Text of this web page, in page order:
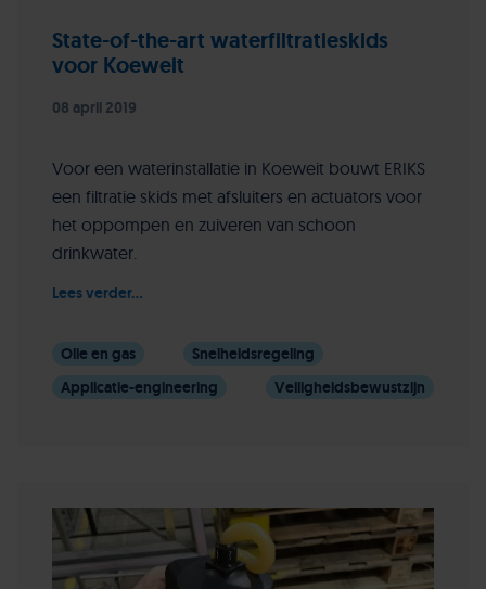
State-of-the-art waterfiltratieskids
voor Koeweit
08 april 2019
Voor een waterinstallatie in Koeweit bouwt ERIKS
een filtratie skids met afsluiters en actuators voor
het oppompen en zuiveren van schoon
drinkwater.
Lees verder...
Olie en gas
Snelheidsregeling
Applicatie-engineering
Veiligheidsbewustzijn